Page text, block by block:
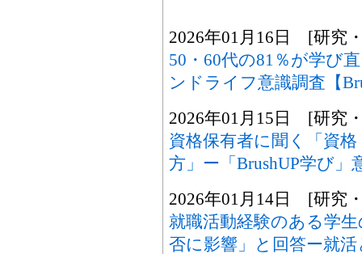
2026年01月16日 [研究
50・60代の81％が学び
ンドライフ意識調査【
2026年01月15日 [研究
資格保有者に聞く「資
方」ー「BrushUP学び」
2026年01月14日 [研究
就職活動経験のある学
否に影響」と回答ー就